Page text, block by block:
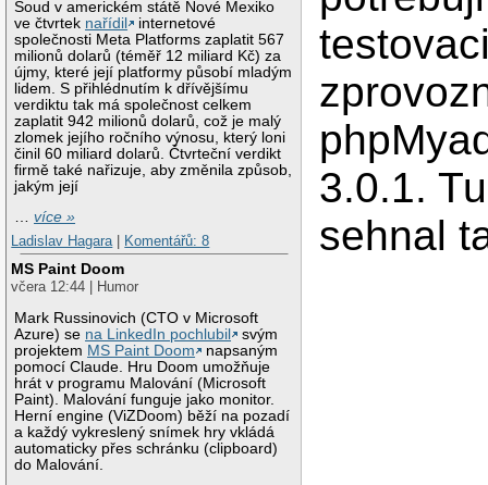
Soud v americkém státě Nové Mexiko
ve čtvrtek nařídil
internetové
společnosti Meta Platforms zaplatit 567
milionů dolarů (téměř 12 miliard Kč) za
újmy, které její platformy působí mladým
lidem. S přihlédnutím k dřívějšímu
verdiktu tak má společnost celkem
zaplatit 942 milionů dolarů, což je malý
zlomek jejího ročního výnosu, který loni
činil 60 miliard dolarů. Čtvrteční verdikt
firmě také nařizuje, aby změnila způsob,
jakým její
…více »
Ladislav Hagara
Komentářů: 8
MS Paint Doom
včera 12:44 | Humor
Mark Russinovich (CTO v Microsoft
Azure) se na LinkedIn pochlubil
svým
projektem MS Paint Doom
napsaným
pomocí Claude. Hru Doom umožňuje
hrát v programu Malování (Microsoft
Paint). Malování funguje jako monitor.
Herní engine (ViZDoom) běží na pozadí
a každý vykreslený snímek hry vkládá
automaticky přes schránku (clipboard)
do Malování.
3.0.1.
sehnal